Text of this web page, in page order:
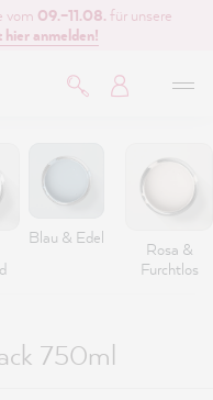
vom 09.–11.08. für unsere
anmelden!
Blau & Edel
Rosa &
Furchtlos
750ml